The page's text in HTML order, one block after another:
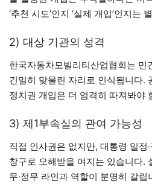
‘추천 시도’인지 ‘실제 개입’인지는
2) 대상 기관의 성격
한국자동차모빌리티산업협회는 민
긴밀히 맞물린 자리로 인식됩니다.
정치권 개입은 더 엄격히 따져봐야
3) 제1부속실의 관여 가능성
직접 인사권은 없지만, 대통령 일정
창구로 오해받을 여지는 있습니다.
무·정무 라인과 역할이 분명히 갈립